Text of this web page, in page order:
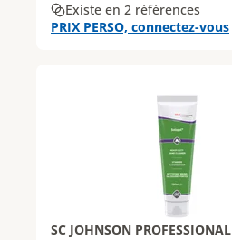
Existe en 2 références
PRIX PERSO, connectez-vous
SC JOHNSON PROFESSIONAL